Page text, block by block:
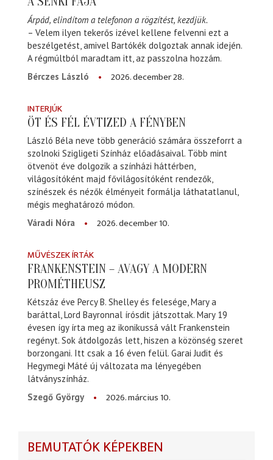
Árpád, elindítom a telefonon a rögzítést, kezdjük.
– Velem ilyen tekerős izével kellene felvenni ezt a
beszélgetést, amivel Bartókék dolgoztak annak idején.
A régmúltból maradtam itt, az passzolna hozzám.
Bérczes László
2026. december 28.
INTERJÚK
ÖT ÉS FÉL ÉVTIZED A FÉNYBEN
László Béla neve több generáció számára összeforrt a
szolnoki Szigligeti Színház előadásaival. Több mint
ötvenöt éve dolgozik a színházi háttérben,
világosítóként majd fővilágosítóként rendezők,
színészek és nézők élményeit formálja láthatatlanul,
mégis meghatározó módon.
Váradi Nóra
2026. december 10.
MŰVÉSZEK ÍRTÁK
FRANKENSTEIN – AVAGY A MODERN
PROMÉTHEUSZ
Kétszáz éve Percy B. Shelley és felesége, Mary a
baráttal, Lord Bayronnal írósdit játszottak. Mary 19
évesen így írta meg az ikonikussá vált Frankenstein
regényt. Sok átdolgozás lett, hiszen a közönség szeret
borzongani. Itt csak a 16 éven felül. Garai Judit és
Hegymegi Máté új változata ma lényegében
látványszínház.
Szegő György
2026. március 10.
BEMUTATÓK KÉPEKBEN